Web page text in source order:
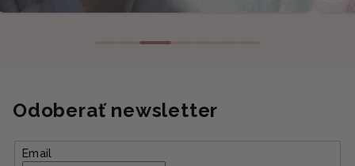
Odoberať newsletter
Email